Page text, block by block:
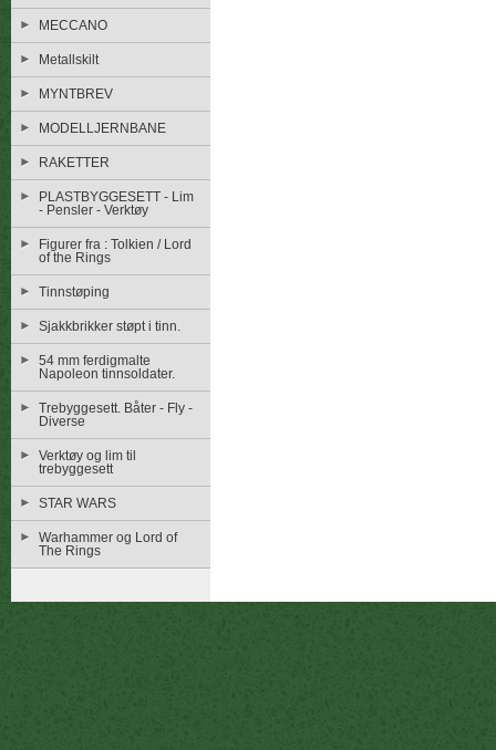
MECCANO
Metallskilt
MYNTBREV
MODELLJERNBANE
RAKETTER
PLASTBYGGESETT - Lim
- Pensler - Verktøy
Figurer fra : Tolkien / Lord
of the Rings
Tinnstøping
Sjakkbrikker støpt i tinn.
54 mm ferdigmalte
Napoleon tinnsoldater.
Trebyggesett. Båter - Fly -
Diverse
Verktøy og lim til
trebyggesett
STAR WARS
Warhammer og Lord of
The Rings